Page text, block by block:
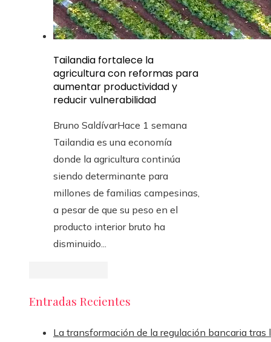
Tailandia fortalece la
agricultura con reformas para
aumentar productividad y
reducir vulnerabilidad
Bruno SaldívarHace 1 semana
Tailandia es una economía
donde la agricultura continúa
siendo determinante para
millones de familias campesinas,
a pesar de que su peso en el
producto interior bruto ha
disminuido...
Entradas Recientes
La transformación de la regulación bancaria tras